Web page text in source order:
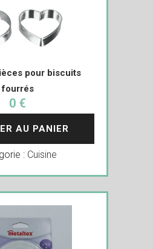
pour biscuits
fourrés
0 €
AU PANIER
: Cuisine